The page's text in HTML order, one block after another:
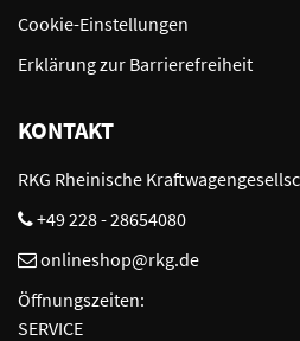
Cookie-Einstellungen
Erklärung zur Barrierefreiheit
KONTAKT
RKG Rheinische
+49 228 - 28654080
onlineshop@rkg.de
Öffnungszeiten:
SERVICE